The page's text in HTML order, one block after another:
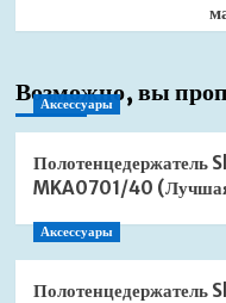
Возможно, вы
Аксессуары
Полотенцедержатель
MKA0701/40
Аксессуары
Полотенцедержатель